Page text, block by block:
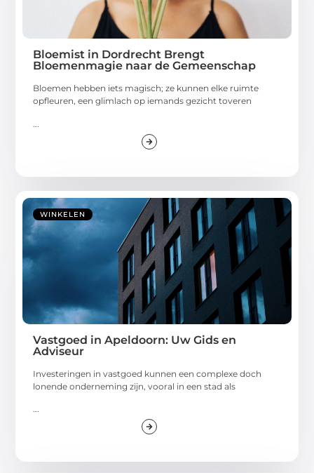
Bloemist in Dordrecht Brengt
Bloemenmagie naar de Gemeenschap
Bloemen hebben iets magisch; ze kunnen elke ruimte
opfleuren, een glimlach op iemands gezicht toveren
WINKELEN
Vastgoed in Apeldoorn: Uw Gids en
Adviseur
Investeringen in vastgoed kunnen een complexe doch
lonende onderneming zijn, vooral in een stad als
...